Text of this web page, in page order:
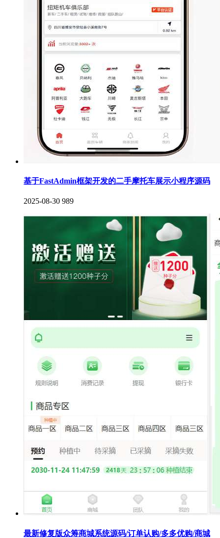
基于FastAdmin框架开发的二手摩托车展示小程序源码
2025-08-30 989
最新修复版众筹商城系统源码/订单认购/多多优购/商城